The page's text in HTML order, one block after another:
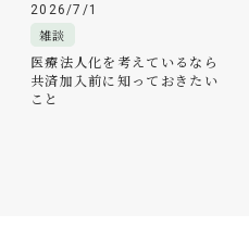
2026/7/1
雑談
医療法人化を考えているなら
共済加入前に知っておきたい
こと